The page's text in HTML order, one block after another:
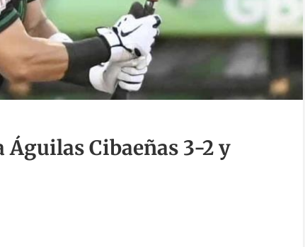
Águilas Cibaeñas 3-2 y